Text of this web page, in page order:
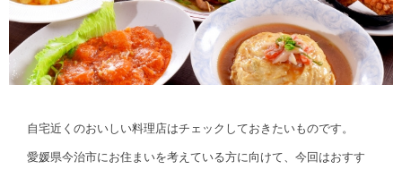
自宅近くのおいしい料理店はチェックしておきたいものです。
愛媛県今治市にお住まいを考えている方に向けて、今回はおすす